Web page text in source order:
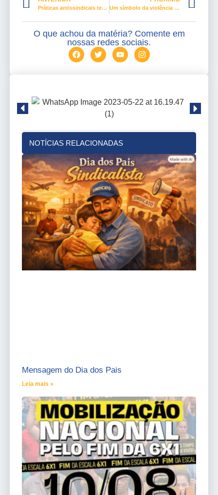
Práticas antissindicais tentam enfraquecer a representação trabalhista Um símbolo da violência machista no Dia Internacional da Mulher
O que achou da matéria? Comente em
nossas redes sociais.
NOTÍCIAS RELACIONADAS
Mensagem do Dia dos Pais
Leia mais »